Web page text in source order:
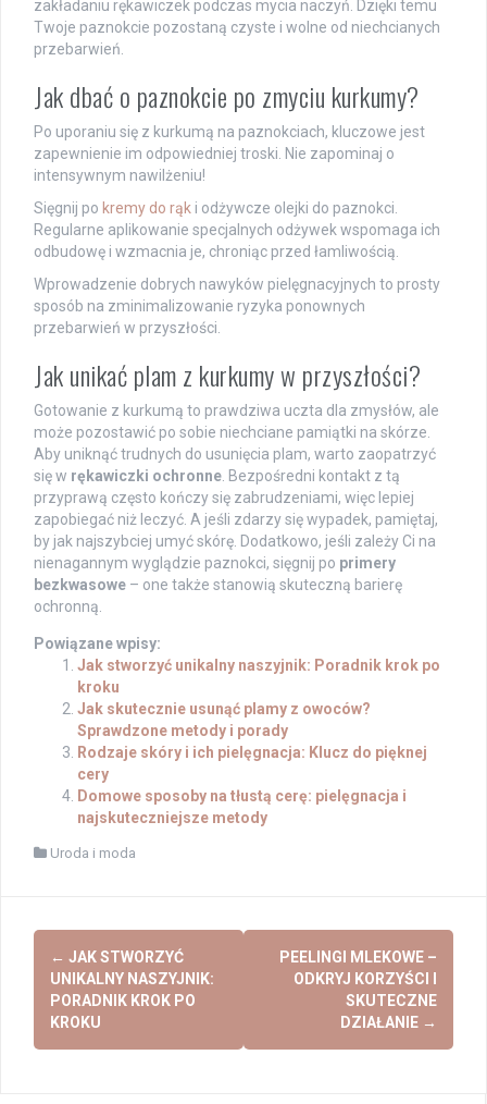
zakładaniu rękawiczek podczas mycia naczyń. Dzięki temu
Twoje paznokcie pozostaną czyste i wolne od niechcianych
przebarwień.
Jak dbać o paznokcie po zmyciu kurkumy?
Po uporaniu się z kurkumą na paznokciach, kluczowe jest
zapewnienie im odpowiedniej troski. Nie zapominaj o
intensywnym nawilżeniu!
Sięgnij po kremy do rąk i odżywcze olejki do paznokci.
Regularne aplikowanie specjalnych odżywek wspomaga ich
odbudowę i wzmacnia je, chroniąc przed łamliwością.
Wprowadzenie dobrych nawyków pielęgnacyjnych to prosty
sposób na zminimalizowanie ryzyka ponownych
przebarwień w przyszłości.
Jak unikać plam z kurkumy w przyszłości?
Gotowanie z kurkumą to prawdziwa uczta dla zmysłów, ale
może pozostawić po sobie niechciane pamiątki na skórze.
Aby uniknąć trudnych do usunięcia plam, warto zaopatrzyć
się w rękawiczki ochronne . Bezpośredni kontakt z tą
przyprawą często kończy się zabrudzeniami, więc lepiej
zapobiegać niż leczyć. A jeśli zdarzy się wypadek, pamiętaj,
by jak najszybciej umyć skórę. Dodatkowo, jeśli zależy Ci na
nienagannym wyglądzie paznokci, sięgnij po primery
bezkwasowe – one także stanowią skuteczną barierę
ochronną.
Powiązane wpisy:
Jak stworzyć unikalny naszyjnik: Poradnik krok po
kroku
Jak skutecznie usunąć plamy z owoców?
Sprawdzone metody i porady
Rodzaje skóry i ich pielęgnacja: Klucz do pięknej
cery
Domowe sposoby na tłustą cerę: pielęgnacja i
najskuteczniejsze metody
Uroda i moda
Post
navigation
← JAK STWORZYĆ
UNIKALNY NASZYJNIK:
PORADNIK KROK PO
KROKU
PEELINGI MLEKOWE –
ODKRYJ KORZYŚCI I
SKUTECZNE
DZIAŁANIE →